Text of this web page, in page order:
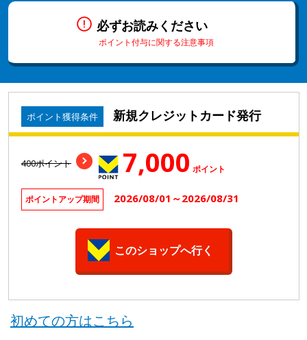
必ずお読みください
ポイント付与に関する注意事項
ポイント獲得条件 新規クレジットカード発行
400ポイント 7,000 ポイント
ポイントアップ期間 2026/08/01～2026/08/31
このショップへ行く
初めての方はこちら